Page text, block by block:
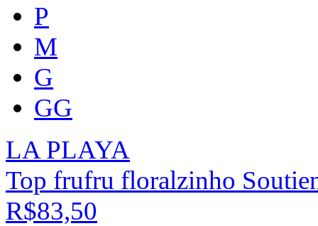
P
M
G
GG
LA PLAYA
Top frufru floralzinho
R$83,50